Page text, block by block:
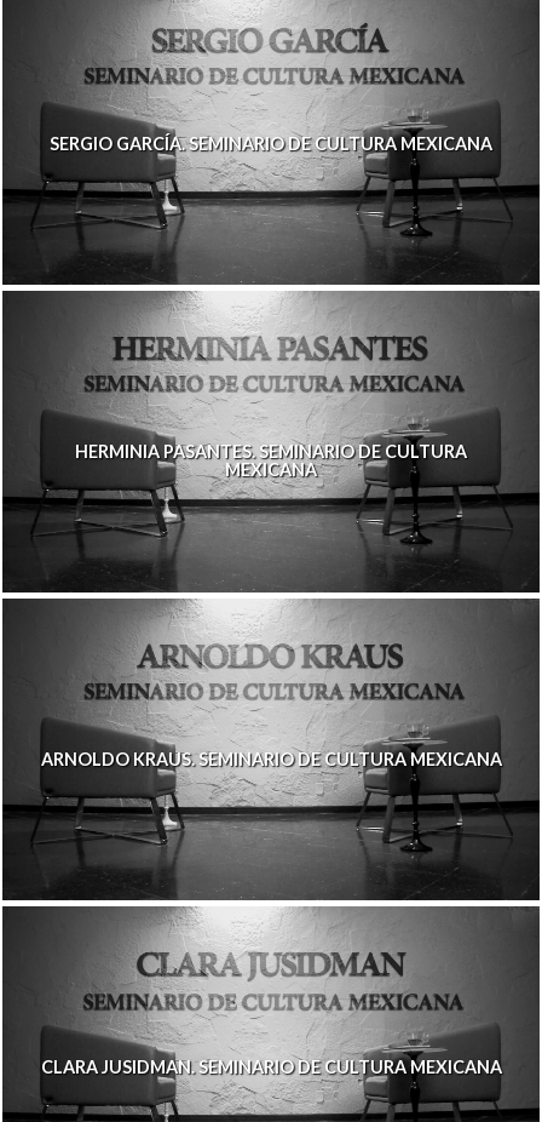
SERGIO GARCÍA. SEMINARIO DE CULTURA MEXICANA
HERMINIA PASANTES. SEMINARIO DE CULTURA
MEXICANA
ARNOLDO KRAUS. SEMINARIO DE CULTURA MEXICANA
CLARA JUSIDMAN. SEMINARIO DE CULTURA MEXICANA